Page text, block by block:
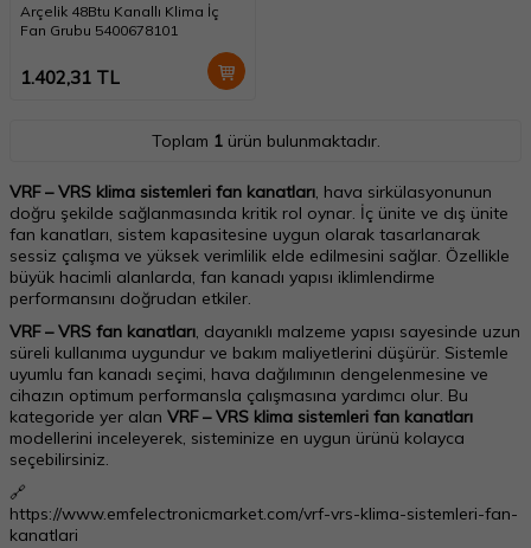
Arçelik 48Btu Kanallı Klima İç
Fan Grubu 5400678101
1.402,31 TL
Toplam 1ürün bulunmaktadır.
VRF – VRS klima sistemleri fan kanatları, hava sirkülasyonunun
doğru şekilde sağlanmasında kritik rol oynar. İç ünite ve dış ünite
fan kanatları, sistem kapasitesine uygun olarak tasarlanarak
sessiz çalışma ve yüksek verimlilik elde edilmesini sağlar. Özellikle
büyük hacimli alanlarda, fan kanadı yapısı iklimlendirme
performansını doğrudan etkiler.
VRF – VRS fan kanatları, dayanıklı malzeme yapısı sayesinde uzun
süreli kullanıma uygundur ve bakım maliyetlerini düşürür. Sistemle
uyumlu fan kanadı seçimi, hava dağılımının dengelenmesine ve
cihazın optimum performansla çalışmasına yardımcı olur. Bu
kategoride yer alan VRF – VRS klima sistemleri fan kanatları
modellerini inceleyerek, sisteminize en uygun ürünü kolayca
seçebilirsiniz.
🔗
https://www.emfelectronicmarket.com/vrf-vrs-klima-sistemleri-fan-
kanatlari